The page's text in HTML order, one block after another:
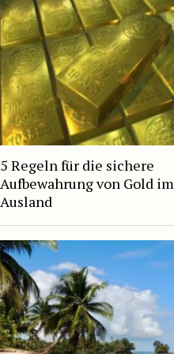
5 Regeln für die sichere
Aufbewahrung von Gold im
Ausland